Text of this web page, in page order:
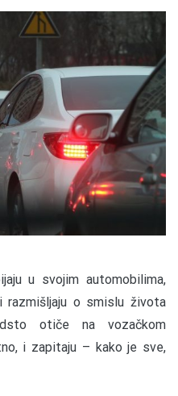
u svojim automobilima,
razmišljaju o smislu života
otiče na vozačkom
i zapitaju – kako je sve,